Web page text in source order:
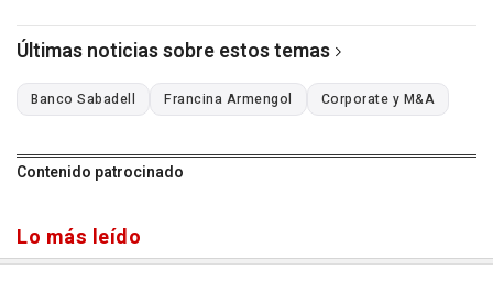
Últimas noticias sobre estos temas
Banco Sabadell Francina Armengol Corporate y M&A
Contenido patrocinado
Lo más leído